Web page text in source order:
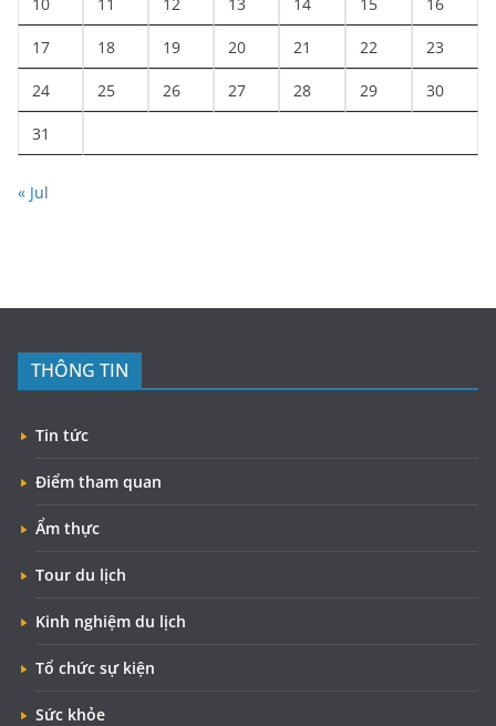
17 18 19 20 21 22 23
24 25 26 27 28 29 30
31
« Jul
THÔNG TIN
Tin tức
Điểm tham quan
Ẩm thực
Tour du lịch
Kinh nghiệm du lịch
Tổ chức sự kiện
Sức khỏe